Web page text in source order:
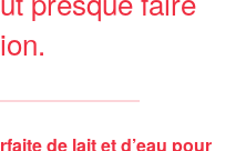
de lait et d’eau pour